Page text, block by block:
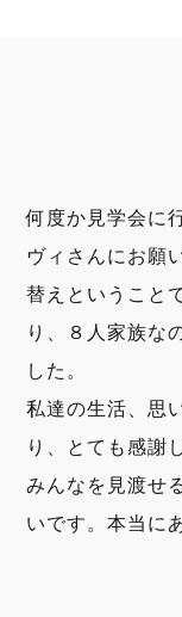
何度か見学会に
ヴィさんにお願
替えということ
り、８人家族な
した。
私達の生活、思
り、とても感謝
みんなを見渡せ
いです。本当に